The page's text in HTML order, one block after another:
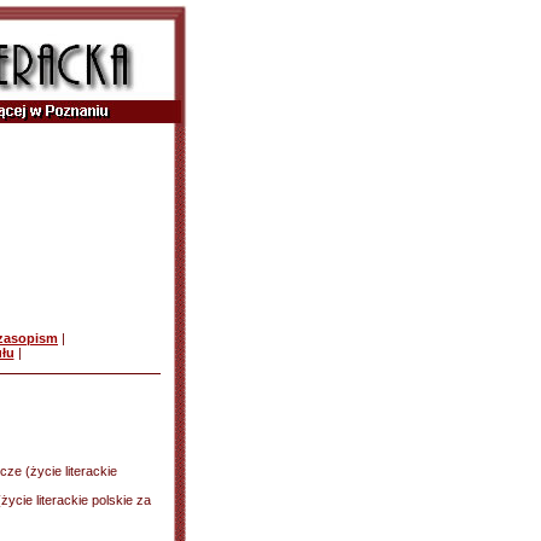
|
|
(życie literackie
literackie polskie za